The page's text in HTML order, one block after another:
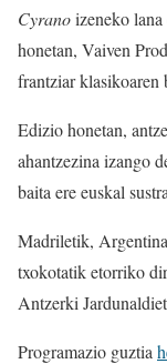
Cyranoizeneko
honetan, Vaiven
frantziar klasikoaren
Edizio honetan,
ahantzezina izango
baita ere euskal
Madriletik,
txokotatik etorriko
Antzerki
Programazio guztia